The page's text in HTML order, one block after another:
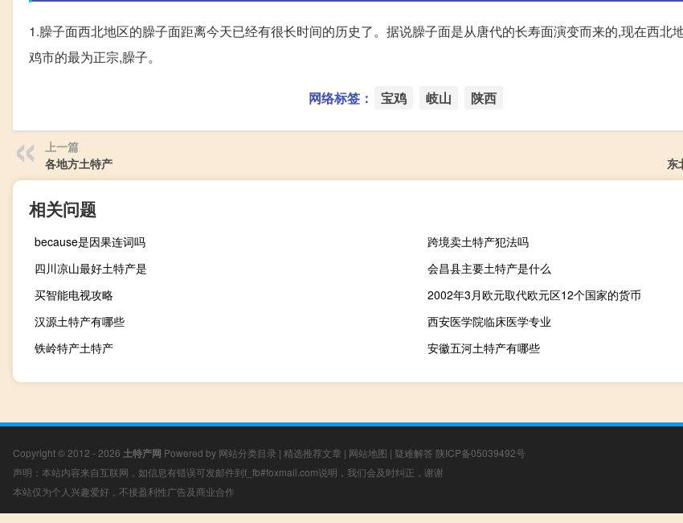
1.臊子面西北地区的臊子面距离今天已经有很长时间的历史了。据说臊子面是从唐代的长寿面演变而来的,现在西北
鸡市的最为正宗,臊子。
网络标签： 宝鸡 岐山 陕西
上一篇
各地方土特产
东
相关问题
because是因果连词吗
跨境卖土特产犯法吗
四川凉山最好土特产是
会昌县主要土特产是什么
买智能电视攻略
2002年3月欧元取代欧元区12个国家的货币
汉源土特产有哪些
西安医学院临床医学专业
铁岭特产土特产
安徽五河土特产有哪些
Copyright © 2012 - 2026 土特产网 Powered by 网站分类目录 | 精选推荐文章 | 网站地图 | 疑难解答 陕ICP备05039492号
声明：本站内容来自互联网，如信息有错误可发邮件到f_fb#foxmail.com说明，我们会及时纠正，谢谢
本站仅为个人兴趣爱好，不接盈利性广告及商业合作